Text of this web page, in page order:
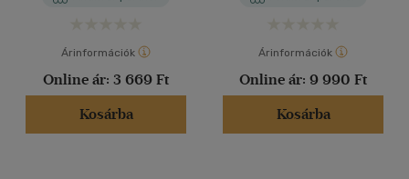
(331)
Árinformációk
Online ár: 3 669 Ft
Kosárba
Árinformációk
Online ár: 9 990 Ft
Kosárba